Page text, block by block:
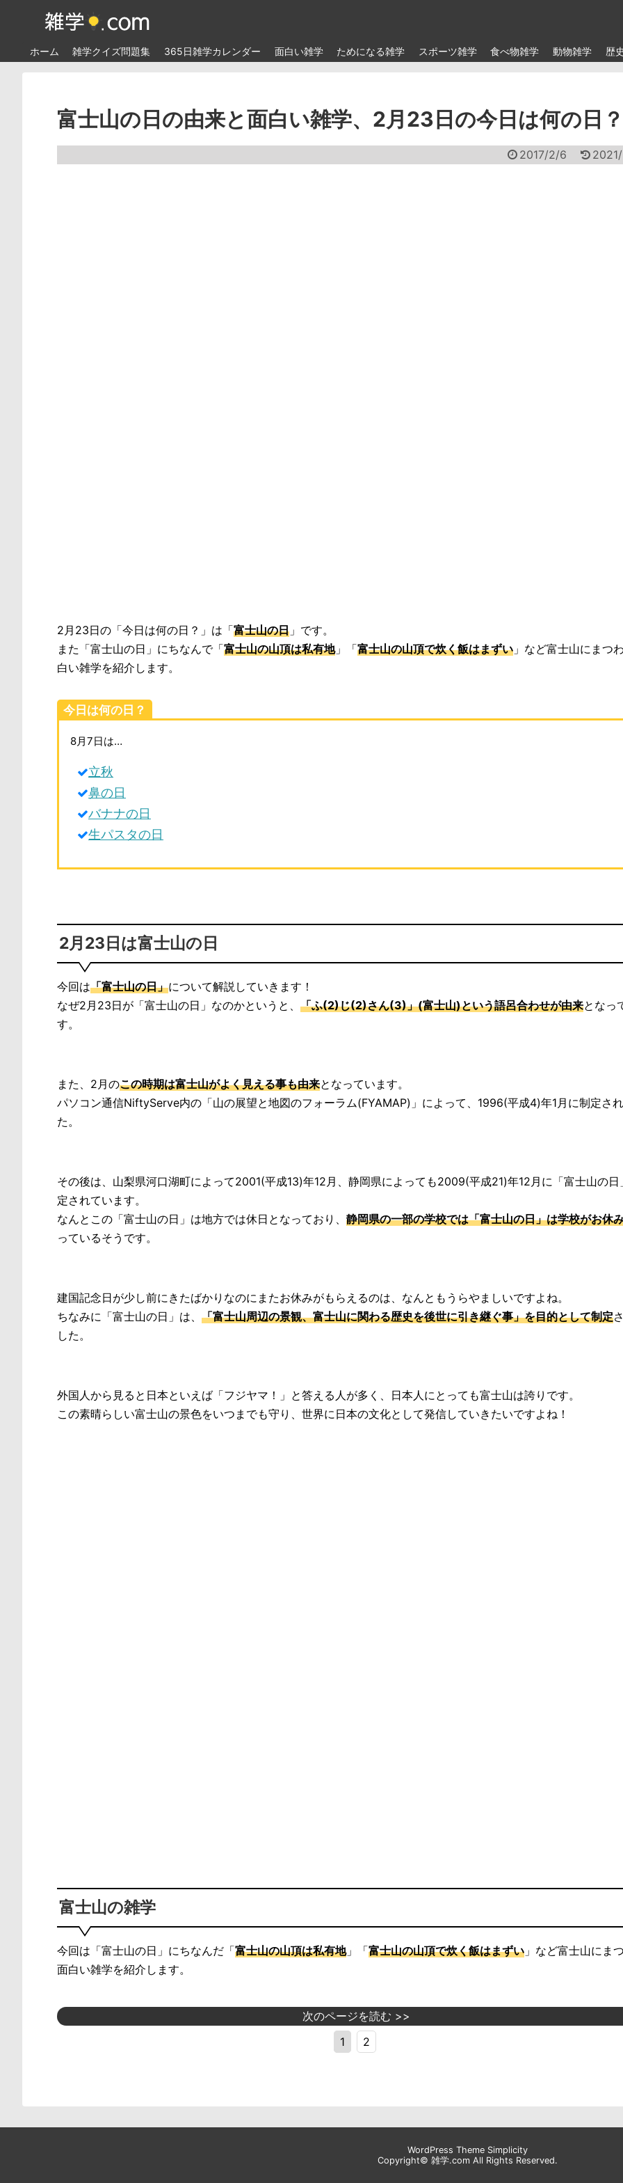
ホーム 雑学クイズ問題集 365日雑学カレンダー 面白い雑学 ためになる雑学 スポーツ雑学 食べ物雑学 動物雑学 歴
富士山の日の由来と面白い雑学、2月23日の今日は何の日？
2017/2/6
2月23日の「今日は何の日？」は「富士山の日 」です。
また「富士山の日」にちなんで「富士山の山頂は私有地」「富士山の山頂で炊く飯はまずい 」など富士山にまつ
白い雑学を紹介します。
今日は何の日？
8月7日は…
立秋
鼻の日
バナナの日
生パスタの日
2月23日は富士山の日
今回は「富士山の日」について解説していきます！
なぜ2月23日が「富士山の日」なのかというと、 「ふ(2)じ(2)さん(3)」(富士山)という語呂合わせが由来となっ
す。
また、2月のこの時期は富士山がよく見える事も由来となっています。
パソコン通信NiftyServe内の「山の展望と地図のフォーラム(FYAMAP)」によって、1996(平成4)年1月に制定さ
た。
その後は、山梨県河口湖町によって2001(平成13)年12月、静岡県によっても2009(平成21)年12月に「富士山の日
定されています。
なんとこの「富士山の日」は地方では休日となっており、 静岡県の一部の学校では「富士山の日」は学校がお休
っているそうです。
建国記念日が少し前にきたばかりなのにまたお休みがもらえるのは、なんともうらやましいですよね。
ちなみに「富士山の日」は、 「富士山周辺の景観、富士山に関わる歴史を後世に引き継ぐ事」を目的として制定
した。
外国人から見ると日本といえば「フジヤマ！」と答える人が多く、日本人にとっても富士山は誇りです。
この素晴らしい富士山の景色をいつまでも守り、世界に日本の文化として発信していきたいですよね！
富士山の雑学
今回は「富士山の日」にちなんだ「富士山の山頂は私有地」「富士山の山頂で炊く飯はまずい 」など富士山にま
面白い雑学を紹介します。
次のページを読む >>
1
2
WordPress Theme Simplicity
Copyright© 雑学.comAll Rights Reserved.